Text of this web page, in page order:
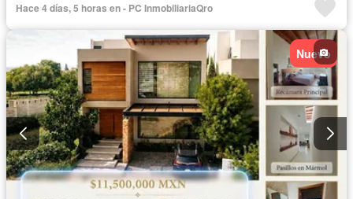
Hace 4 días, 5 horas en - PC InmobiliariaQro
Nuevo